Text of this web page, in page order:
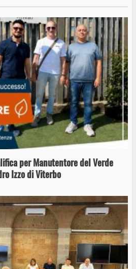
per Manutentore del Verde
Izzo di Viterbo